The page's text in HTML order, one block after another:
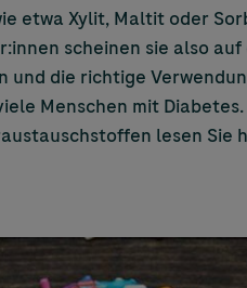
etwa Xylit, Maltit oder
scheinen sie also
und die richtige
Menschen mit
lesen Sie